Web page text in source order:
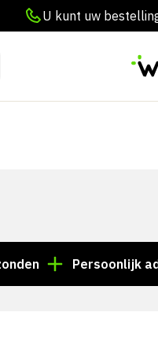
U kunt uw
Persoonlijk advies?